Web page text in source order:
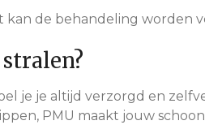
de behandeling worden
je je altijd verzorgd en
PMU maakt jouw